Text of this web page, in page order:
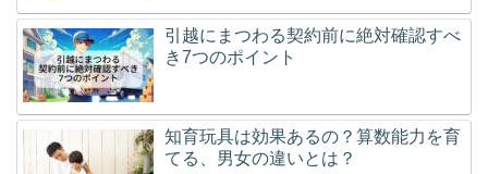
引越にまつわる契約前に絶対確認すべ
き7つのポイント
知育玩具は効果あるの？算数能力を育
てる、男女の違いとは？